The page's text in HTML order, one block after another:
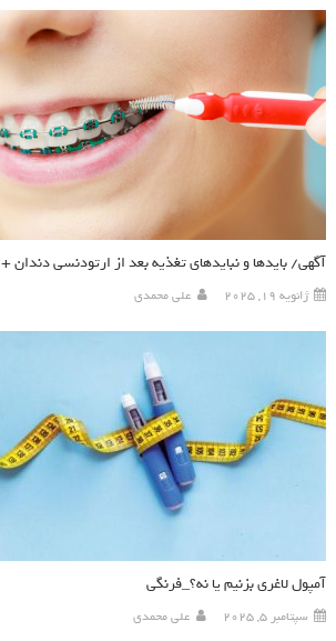
آگهی/ بایدها و نبایدهای تغذیه بعد از ارتودنسی دندان
ژانویه 19, 2025 علی محمدی
آمپول لاغری بزنیم یا نه؟‌_فرنگی
سپتامبر 5, 2025 علی محمدی